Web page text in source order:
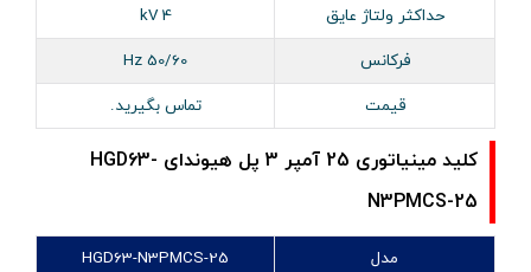
حداکثر ولتاژ عایق
4 kV
فرکانس
50/60 Hz
قیمت
تماس بگیرید.
کلید مینیاتوری 25 آمپر 3 پل هیوندای HGD63-
N3PMCS-25
مدل HGD63-N3PMCS-25